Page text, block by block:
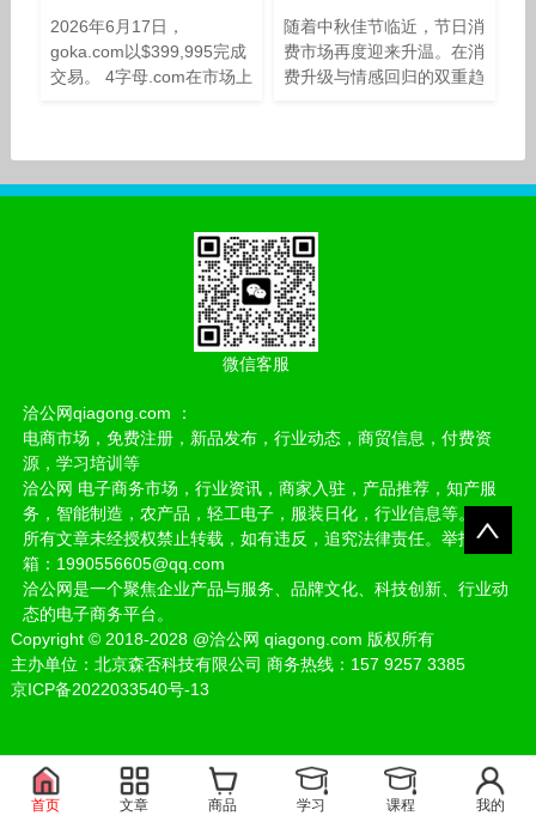
2026年6月17日，
goka.com以$399,995完成
交易。 4字母.com在市场上
随着中秋佳节临近，节日消
费市场再度迎来升温。在消
费升级与情感回归的双重趋
性。作为深耕礼品市场
微信客服
洽公网qiagong.com ：
电商市场，免费注册，新品发布，行业动态，商贸信息，付费资
源，学习培训等
洽公网 电子商务市场，行业资讯，商家入驻，产品推荐，知产服
务，智能制造，农产品，轻工电子，服装日化，行业信息等。
所有文章未经授权禁止转载，如有违反，追究法律责任。举报邮
箱：1990556605@qq.com
洽公网是一个聚焦企业产品与服务、品牌文化、科技创新、行业动
态的电子商务平台。
Copyright ©2018-2028 @洽公网 qiagong.com 版权所有
主办单位：北京森否科技有限公司 商务热线：157 9257 3385
京ICP备2022033540号-13
首页 文章 商品 学习 课程 我的